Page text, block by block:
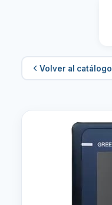
Volver al catálogo